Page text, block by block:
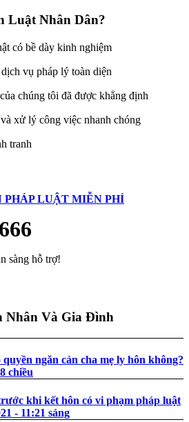
Luật Nhân Dân?
có bề dày kinh nghiệm
vụ pháp lý toàn diện
chúng tôi đã được khẳng định
xử lý công việc nhanh chóng
tranh
LUẬT MIỄN PHÍ
sàng hỗ trợ!
Nhân Và Gia Đình
quyền ngăn cản cha mẹ ly hôn không?
chiều
khi kết hôn có vi phạm pháp luật
- 11:21 sáng